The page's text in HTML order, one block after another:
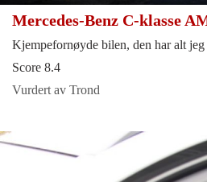
Mercedes-Benz C-klasse
Kjempefornøyde bilen, den har alt jeg
Score 8.4
Vurdert av Trond